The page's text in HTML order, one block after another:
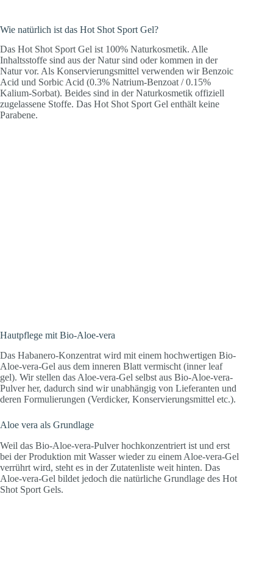
Wie natürlich ist das Hot Shot Sport Gel?
Das Hot Shot Sport Gel ist 100% Naturkosmetik. Alle
Inhaltsstoffe sind aus der Natur sind oder kommen in der
Natur vor. Als Konservierungsmittel verwenden wir Benzoic
Acid und Sorbic Acid (0.3% Natrium-Benzoat / 0.15%
Kalium-Sorbat). Beides sind in der Naturkosmetik offiziell
zugelassene Stoffe. Das Hot Shot Sport Gel enthält keine
Parabene.
Hautpflege mit Bio-Aloe-vera
Das Habanero-Konzentrat wird mit einem hochwertigen Bio-
Aloe-vera-Gel aus dem inneren Blatt vermischt (inner leaf
gel). Wir stellen das Aloe-vera-Gel selbst aus Bio-Aloe-vera-
Pulver her, dadurch sind wir unabhängig von Lieferanten und
deren Formulierungen (Verdicker, Konservierungsmittel etc.).
Aloe vera als Grundlage
Weil das Bio-Aloe-vera-Pulver hochkonzentriert ist und erst
bei der Produktion mit Wasser wieder zu einem Aloe-vera-Gel
verrührt wird, steht es in der Zutatenliste weit hinten. Das
Aloe-vera-Gel bildet jedoch die natürliche Grundlage des Hot
Shot Sport Gels.